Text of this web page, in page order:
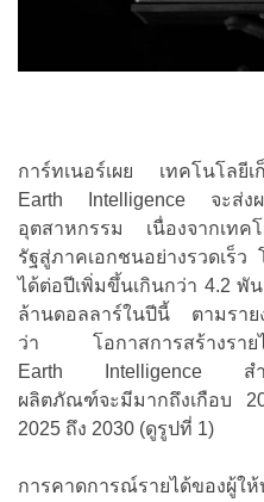
การ์ทเนอร์เผย เทคโนโลยี
Earth Intelligence จะส่ง
อุตสาหกรรม เนื่องจากเทค
รัฐสู่ภาคเอกชนอย่างรวดเร็
ได้ต่อปีเพิ่มขึ้นเกินกว่า 4.2 พั
ล้านดอลลาร์ในปีนี้ ตามราย
ว่า โอกาสการสร้างรายไ
Earth Intelligence สำห
ผลิตภัณฑ์จะมีมากถึงเกือบ
2025 ถึง 2030 (ดูรูปที่ 1)
การคาดการณ์รายได้ของผู้ใ